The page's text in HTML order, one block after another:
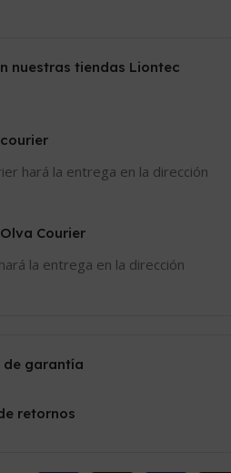
nuestras tiendas Liontec
hará la entrega en la dirección
Courier
la entrega en la dirección
de garantía
retornos